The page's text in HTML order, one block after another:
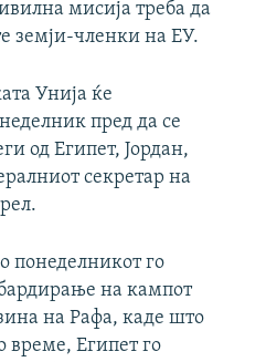
мисија треба да
земји-членки на ЕУ.
Унија ќе
пред да се
од Египет, Јордан,
секретар на
понеделникот го
на кампот
на Рафа, каде што
време, Египет го